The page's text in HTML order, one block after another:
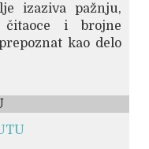
izaziva pažnju,
i brojne
kao delo